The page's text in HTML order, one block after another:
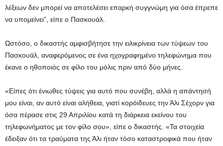
λέξεων δεν μπορεί να αποτελέσει επαρκή συγγνώμη για όσα έπρεπε
να υπομείνει”, είπε ο Πασκουάλ.
Ωστόσο, ο δικαστής αμφισβήτησε την ειλικρίνεια των τύψεων του
Πασκουάλ, αναφερόμενος σε ένα ηχογραφημένο τηλεφώνημα που
έκανε ο ηθοποιός σε φίλο του μόλις πριν από δύο μήνες.
«Είπες ότι ένιωθες τύψεις για αυτό που συνέβη, αλλά η απάντησή
μου είναι, αν αυτό είναι αλήθεια, γιατί κορόιδευες την Άλι Σέχορν για
όσα πέρασε στις 29 Απριλίου κατά τη διάρκεια εκείνου του
τηλεφωνήματος με τον φίλο σου», είπε ο δικαστής. «Τα στοιχεία
έδειξαν ότι τα τραύματα της Άλι ήταν τόσο καταστροφικά που ήταν